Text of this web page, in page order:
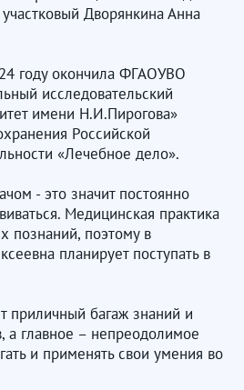
Дворянкина Анна
году окончила ФГАОУВО
исследовательский
имени Н.И.Пирогова»
Российской
«Лечебное дело».
- это значит постоянно
Медицинская практика
познаний, поэтому в
планирует поступать в
приличный багаж знаний и
а главное – непреодолимое
и применять свои умения во